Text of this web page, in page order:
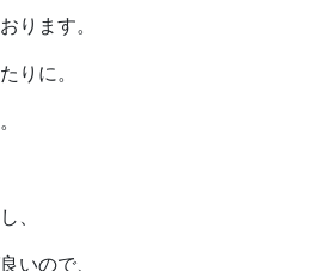
ります。
りに。
、
いので、